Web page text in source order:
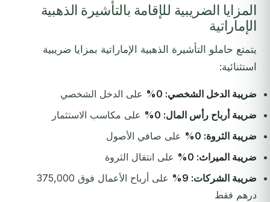
المزايا الضريبية للإقامة بالتأشيرة الذهبية
الإماراتية
يتمتع حاملو التأشيرة الذهبية الإماراتية بمزايا ضريبية
استثنائية:
ضريبة الدخل الشخصي: 0%
على الدخل الشخصي
ضريبة أرباح رأس المال: 0%
على مكاسب الاستثمار
ضريبة الثروة: 0%
على صافي الأصول
ضريبة الميراث: 0%
على انتقال الثروة
ضريبة الشركات: 9%
على أرباح الأعمال فوق 375,000
درهم فقط